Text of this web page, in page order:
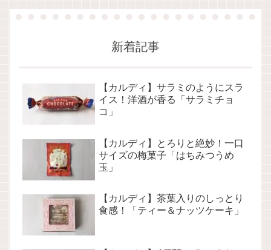
新着記事
【カルディ】サラミのようにスラ
イス！洋酒が香る「サラミチョ
コ」
【カルディ】とろりと絶妙！一口
サイズの梅菓子「はちみつうめ
玉」
【カルディ】茶葉入りのしっとり
食感！「ティー＆ナッツケーキ」